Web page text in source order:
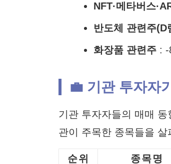
NFT·메타버스
반도체 관련주(D
화장품 관련주 : -
💼 기관 투자자
기관 투자자들의 매매 동
관이 주목한 종목들을 살
순위 종목명